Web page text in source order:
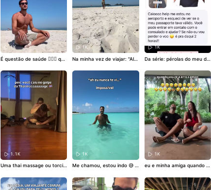
1K
É questão de saúde 🤷🏻‍♂️ que
ve boa parte dos meus prob
lemas 🌊 @caiotravels
1K
Na minha vez de viajar: "Aler
raios, vento e granizo" 🤡 m
anda pra aquele amigo pé fr
1K
Da série: pérolas do meu dir
ver os problemas de Fabian
a e Marcos 🥰 o que vocês r
esponderiam?#euacreditoe
mmilagres
1.1K
Uma thai massage ou torcic
pra Tailândia e topou fazer u
ma "Thai masaaaaaaaage"
1K
Me chamou, estou indo 😅 q
avels
1K
eu e minha amiga quando c